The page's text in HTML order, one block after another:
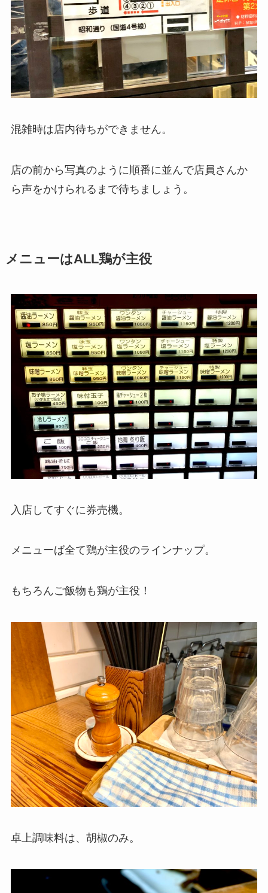
混雑時は店内待ちができません。
店の前から写真のように順番に並んで店員さんか
ら声をかけられるまで待ちましょう。
メニューはALL鶏が主役
入店してすぐに券売機。
メニューば全て鶏が主役のラインナップ。
もちろんご飯物も鶏が主役！
卓上調味料は、胡椒のみ。